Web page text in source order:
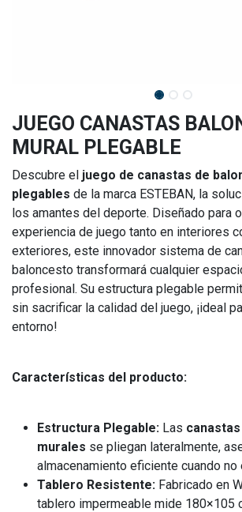
JUEGO CANASTAS
MURAL PLEGABLE
Descubre el juego de canastas de
plegables de la marca ESTEBAN, la
los amantes del deporte. Diseñado para
experiencia de juego tanto en interiores
exteriores, este innovador sistema de
baloncesto transformará cualquier
profesional. Su estructura plegable
sin sacrificar la calidad del juego, ¡ideal
entorno!
Características del producto:
Estructura Plegable: Las
murales se pliegan lateralmente,
almacenamiento eficiente cuando no
Tablero Resistente: Fabricado en
tablero impermeable mide 180×105